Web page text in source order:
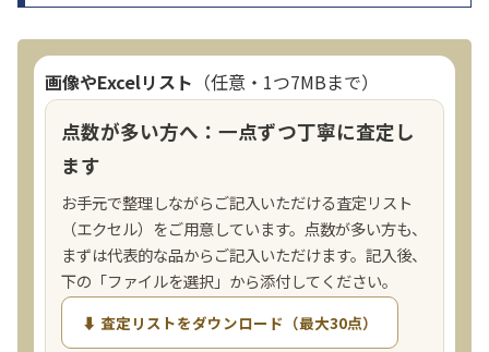
画像やExcelリスト （任意・1つ7MBまで）
点数が多い方へ：一点ずつ丁寧に査定し
ます
お手元で整理しながらご記入いただける査定リスト
（エクセル）をご用意しています。点数が多い方も、
まずは代表的な品からご記入いただけます。記入後、
下の「ファイルを選択」から添付してください。
⬇ 査定リストをダウンロード（最大30点）